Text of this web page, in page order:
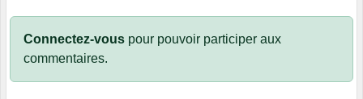
Connectez-vous pour pouvoir participer aux
commentaires.